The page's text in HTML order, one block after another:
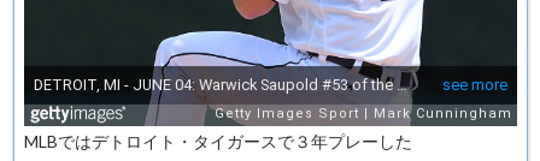
MLBではデトロイト・タイガースで３年プレーした